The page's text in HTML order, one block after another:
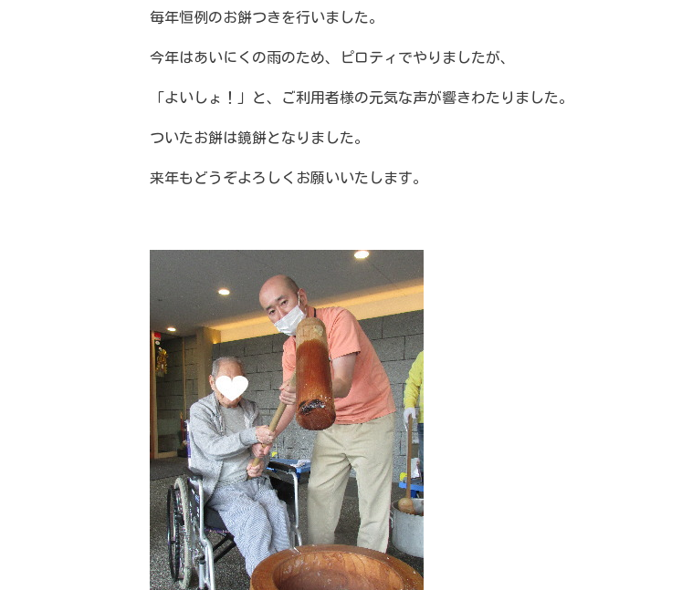
毎年恒例のお餅つきを行いました。
今年はあいにくの雨のため、ピロティでやりましたが、
「よいしょ！」と、ご利用者様の元気な声が響きわたりました。
ついたお餅は鏡餅となりました。
来年もどうぞよろしくお願いいたします。